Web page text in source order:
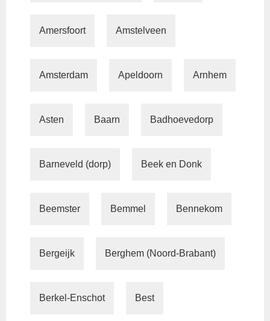
Amersfoort Amstelveen
Amsterdam Apeldoorn Arnhem
Asten Baarn Badhoevedorp
Barneveld (dorp) Beek en Donk
Beemster Bemmel Bennekom
Bergeijk Berghem (Noord-Brabant)
Berkel-Enschot Best